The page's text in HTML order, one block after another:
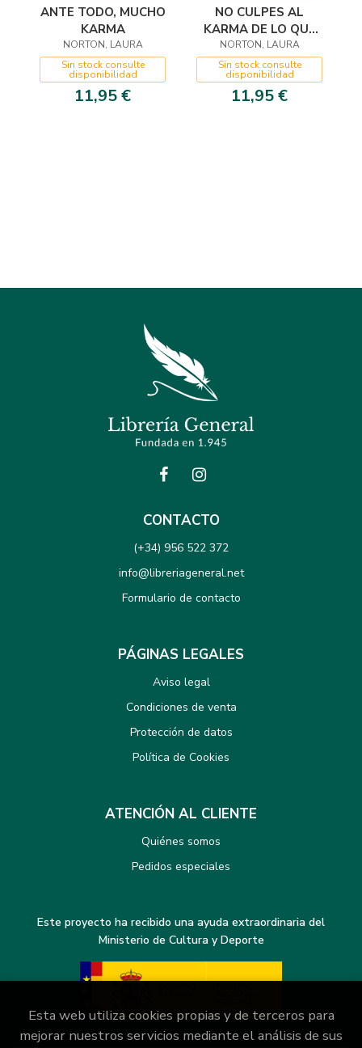
ANTE TODO, MUCHO
KARMA
NORTON, LAURA
Sin stock consulte
disponibilidad
11,95 €
NO CULPES AL
KARMA DE LO QUE
TE PASA POR
GILIPOLLAS
NORTON, LAURA
Sin stock consulte
disponibilidad
11,95 €
CONTACTO
(+34) 956 522 372
info@libreriageneral.net
Formulario de contacto
PÁGINAS LEGALES
Aviso legal
Condiciones de venta
Protección de datos
Política de Cookies
ATENCIÓN AL CLIENTE
Quiénes somos
Pedidos especiales
Este proyecto ha recibido una ayuda extraordinaria del
Ministerio de Cultura y Deporte
Esta web utiliza cookies propias y de terceros para
mejorar nuestros servicios mediante el análisis de sus